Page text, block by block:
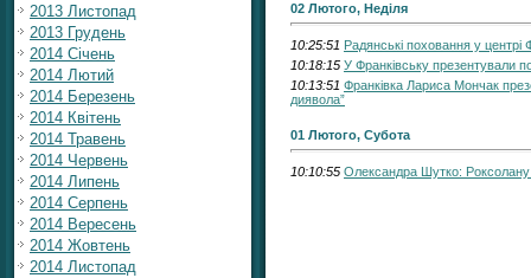
2013 Листопад
2013 Грудень
2014 Січень
2014 Лютий
2014 Березень
2014 Квітень
2014 Травень
2014 Червень
2014 Липень
2014 Серпень
2014 Вересень
2014 Жовтень
2014 Листопад
02 Лютого, Неділя
10:25:51 Радянські поховання у центрі
10:18:15 У Франківську презентували
10:13:51 Франківка Лариса Мончак
диявола”
01 Лютого, Субота
10:10:55 Олександра Шутко: